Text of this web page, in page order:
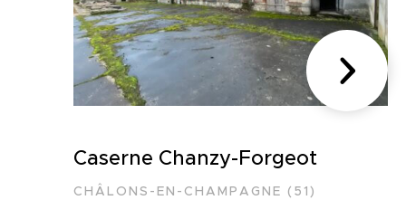
Caserne Chanzy-Forgeot
CHÂLONS-EN-CHAMPAGNE (51)